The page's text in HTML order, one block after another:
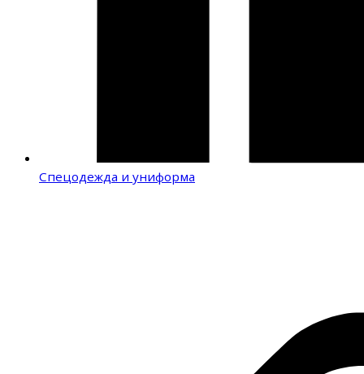
Спецодежда и униформа